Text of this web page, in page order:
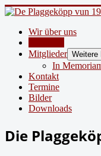
Wir über uns
Mitglieder Weitere
In
Kontakt
Termine
Bilder
Downloads
Die